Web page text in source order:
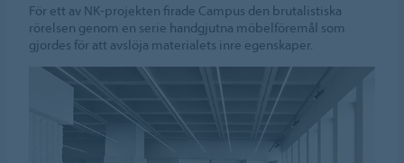
För ett av NK-projekten firade Campus den brutalistiska
rörelsen genom en serie handgjutna möbelföremål som
gjordes för att avslöja materialets inre egenskaper.